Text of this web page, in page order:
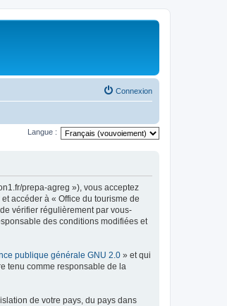
Connexion
Langue :
prepa-agreg »), vous acceptez
accéder à « Office du tourisme de
vérifier régulièrement par vous-
des conditions modifiées et
publique générale GNU 2.0 » et qui
tenu comme responsable de la
de votre pays, du pays dans